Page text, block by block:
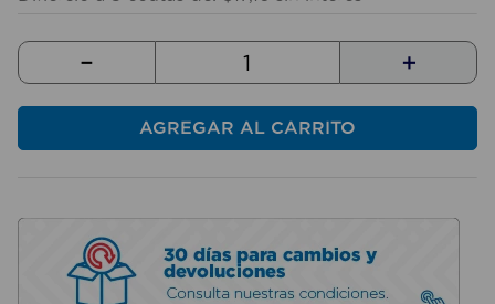
＋
－
AGREGAR AL CARRITO